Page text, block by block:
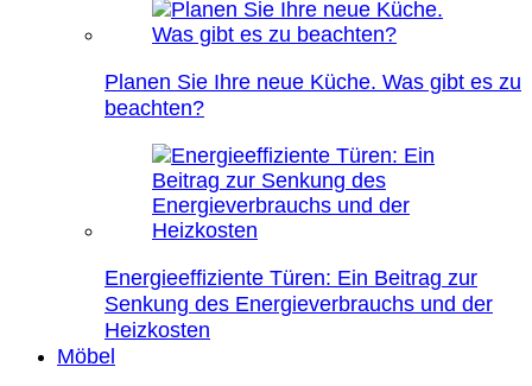
Planen Sie Ihre neue Küche. Was gibt es zu
beachten?
Energieeffiziente Türen: Ein Beitrag zur
Senkung des Energieverbrauchs und der
Heizkosten
Möbel